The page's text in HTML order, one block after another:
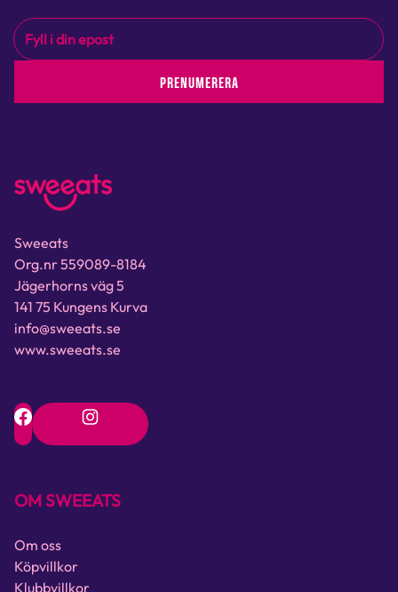
PRENUMERERA
Sweeats
Org.nr 559089-8184
Jägerhorns väg 5
141 75 Kungens Kurva
info@sweeats.se
www.sweeats.se
OM SWEEATS
Om oss
Köpvillkor
Klubbvillkor